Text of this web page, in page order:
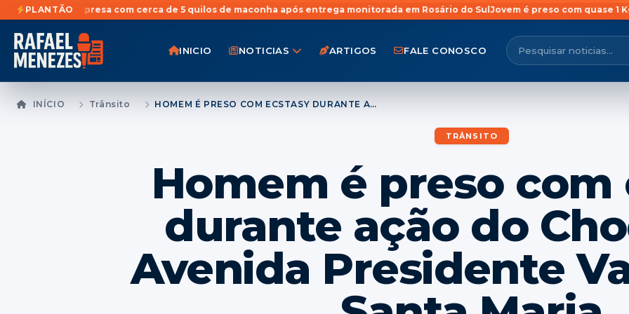
PLANTÃO
é presa com cerca de 5 quilos de maconha após entrega monitorada em Rosário do SulJovem é preso com quase 1 Kg de
INICIO NOTICIAS ARTIGOS FALE CONOSCO
INÍCIO Trânsito HOMEM É PRESO COM ECSTASY DURANTE AÇÃO DO CHOQUE NA AVENIDA PRESIDENTE VARGAS EM SANTA MARIA
TRÂNSITO
Homem é preso com
durante ação do
Avenida Presidente